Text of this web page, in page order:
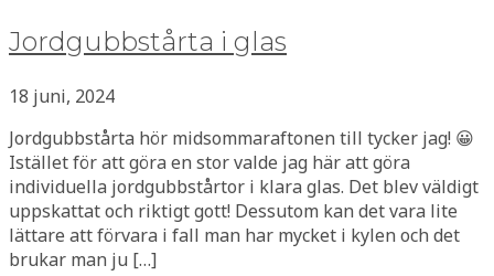
Jordgubbstårta i glas
18 juni, 2024
Jordgubbstårta hör midsommaraftonen till tycker jag! 😀
Istället för att göra en stor valde jag här att göra
individuella jordgubbstårtor i klara glas. Det blev väldigt
uppskattat och riktigt gott! Dessutom kan det vara lite
lättare att förvara i fall man har mycket i kylen och det
brukar man ju […]